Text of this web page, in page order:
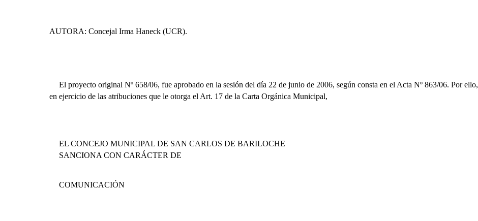
AUTORA: Concejal Irma Haneck (UCR).
El proyecto original Nº 658/06, fue aprobado en la sesión del día 22 de junio de 2006, según consta en el Acta Nº 863/06. Por ello,
en ejercicio de las atribuciones que le otorga el Art. 17 de la Carta Orgánica Municipal,
EL CONCEJO MUNICIPAL DE SAN CARLOS DE BARILOCHE
SANCIONA CON CARÁCTER DE
COMUNICACIÓN